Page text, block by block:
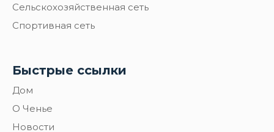
Сельскохозяйственная сеть
Спортивная сеть
Быстрые ссылки
Дом
О Ченье
Новости